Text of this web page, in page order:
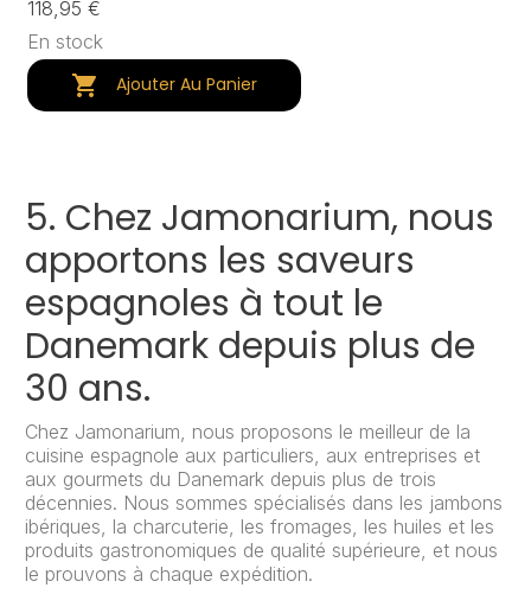
118,95 €
En stock
 Ajouter Au Panier
5. Chez Jamonarium, nous
apportons les saveurs
espagnoles à tout le
Danemark depuis plus de
30 ans.
Chez Jamonarium, nous proposons le meilleur de la
cuisine espagnole aux particuliers, aux entreprises et
aux gourmets du Danemark depuis plus de trois
décennies. Nous sommes spécialisés dans les jambons
ibériques, la charcuterie, les fromages, les huiles et les
produits gastronomiques de qualité supérieure, et nous
le prouvons à chaque expédition.